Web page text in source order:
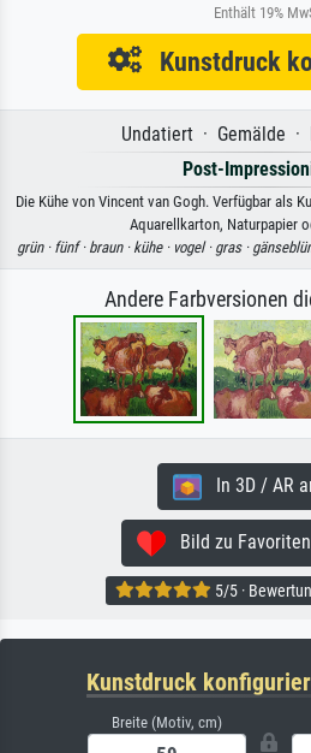
Enthält 19%
Kunstdruck
Undatiert · Gemälde ·
Post-
Die Kühe von Vincent van Gogh. Verfügbar als
Aquarellkarton, Naturpapier
grün · fünf · braun · kühe · vogel · gras ·
Andere Farbversionen
In 3D / AR
Bild zu Favoriten
5/5 ·
Kunstdruck
Breite (Motiv, cm)